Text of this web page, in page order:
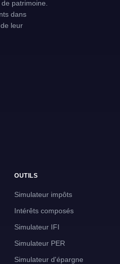
patrimoine.
dans
leur
OUTILS
Simulateur impôts
Intérêts composés
Simulateur IFI
Simulateur PER
Simulateur d'épargne